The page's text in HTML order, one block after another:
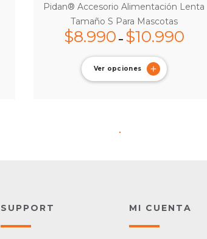
Pidan® Accesorio Alimentación Lenta
Tamaño S Para Mascotas
$8.990 – $10.990
Ver opciones